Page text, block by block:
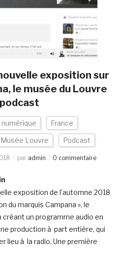
exposition sur
le musée du Louvre
France
Musée Louvre Podcast
par admin 0 commentaire
exposition de l’automne 2018
du marquis Campana », le
un programme audio en
production à part entière, qui
lieu à la radio. Une première